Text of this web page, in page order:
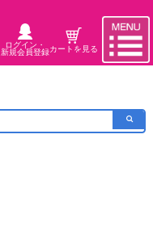
ログイン・
新規会員登録カートを見る